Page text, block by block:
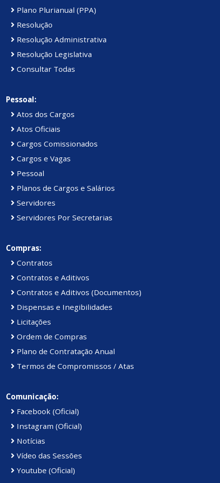
Plano Plurianual (PPA)
Resolução
Resolução Administrativa
Resolução Legislativa
Consultar Todas
Pessoal:
Atos dos Cargos
Atos Oficiais
Cargos Comissionados
Cargos e Vagas
Pessoal
Planos de Cargos e Salários
Servidores
Servidores Por Secretarias
Compras:
Contratos
Contratos e Aditivos
Contratos e Aditivos (Documentos)
Dispensas e Inegibilidades
Licitações
Ordem de Compras
Plano de Contratação Anual
Termos de Compromissos / Atas
Comunicação:
Facebook (Oficial)
Instagram (Oficial)
Notícias
Vídeo das Sessões
Youtube (Oficial)